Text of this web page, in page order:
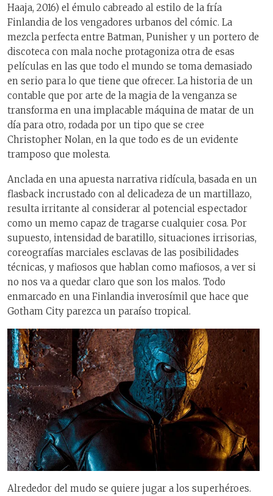
Haaja, 2016) el émulo cabreado al estilo de la fría
Finlandia de los vengadores urbanos del cómic. La
mezcla perfecta entre Batman, Punisher y un portero de
discoteca con mala noche protagoniza otra de esas
películas en las que todo el mundo se toma demasiado
en serio para lo que tiene que ofrecer. La historia de un
contable que por arte de la magia de la venganza se
transforma en una implacable máquina de matar de un
día para otro, rodada por un tipo que se cree
Christopher Nolan, en la que todo es de un evidente
tramposo que molesta.
Anclada en una apuesta narrativa ridícula, basada en un
flasback incrustado con al delicadeza de un martillazo,
resulta irritante al considerar al potencial espectador
como un memo capaz de tragarse cualquier cosa. Por
supuesto, intensidad de baratillo, situaciones irrisorias,
coreografías marciales esclavas de las posibilidades
técnicas, y mafiosos que hablan como mafiosos, a ver si
no nos va a quedar claro que son los malos. Todo
enmarcado en una Finlandia inverosímil que hace que
Gotham City parezca un paraíso tropical.
Alrededor del mudo se quiere jugar a los superhéroes.